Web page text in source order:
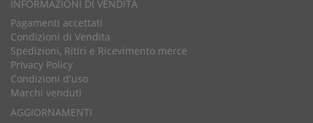
INFORMAZIONI DI VENDITA
Pagamenti accettati
Condizioni di Vendita
Spedizioni, Ritiri e Ricevimento merce
Privacy Policy
Condizioni d'uso
Marchi venduti
AGGIORNAMENTI